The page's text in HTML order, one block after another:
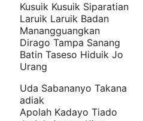
Kusuik Kusuik Siparatian
Laruik Laruik Badan
Manangguangkan
Dirago Tampa Sanang
Batin Taseso Hiduik Jo
Urang
Uda Sabananyo Takana
adiak
Apolah Kadayo Tiado